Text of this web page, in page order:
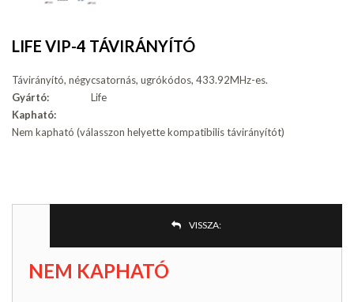
LIFE VIP-4 TÁVIRÁNYÍTÓ
Távirányító, négycsatornás, ugrókódos, 433.92MHz-es.
Gyártó:
Life
Kapható:
Nem kapható (válasszon helyette kompatibilis távirányítót)
VISSZA:
NEM KAPHATÓ